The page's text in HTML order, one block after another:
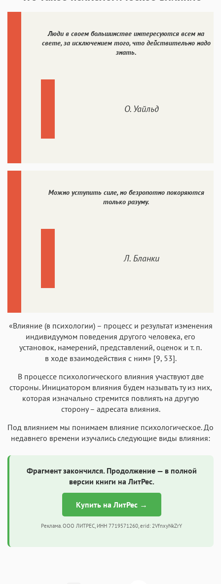
Люди в своем большинстве интересуются всем на
свете, за исключением того, что действительно надо
знать.
О. Уайльд
Можно уступить силе, но безропотно покоряются
только разуму.
Л. Бланки
«Влияние (в психологии) – процесс и результат изменения
индивидуумом поведения другого человека, его
установок, намерений, представлений, оценок и т. п.
в ходе взаимодействия с ним» [9, 53].
В процессе психологического влияния участвуют две
стороны. Инициатором влияния будем называть ту из них,
которая изначально стремится повлиять на другую
сторону – адресата влияния.
Под влиянием мы понимаем влияние психологическое. До
недавнего времени изучались следующие виды влияния:
Фрагмент закончился. Продолжение — в полной
версии книги на ЛитРес.
Купить на ЛитРес →
Реклама. ООО ЛИТРЕС, ИНН 7719571260, erid: 2VfnxyNkZrY